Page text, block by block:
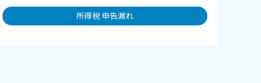
所得税 申告漏れ